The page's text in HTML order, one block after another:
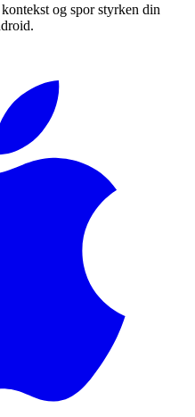
og spor styrken din